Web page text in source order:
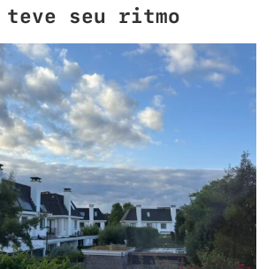
teve seu ritmo